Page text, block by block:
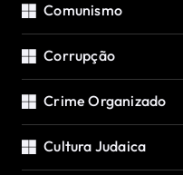
Comunismo
Corrupção
Crime Organizado
Cultura Judaica